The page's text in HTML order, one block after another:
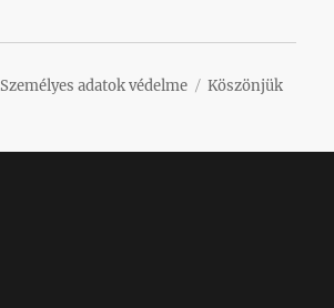
Személyes adatok védelme
Köszönjük